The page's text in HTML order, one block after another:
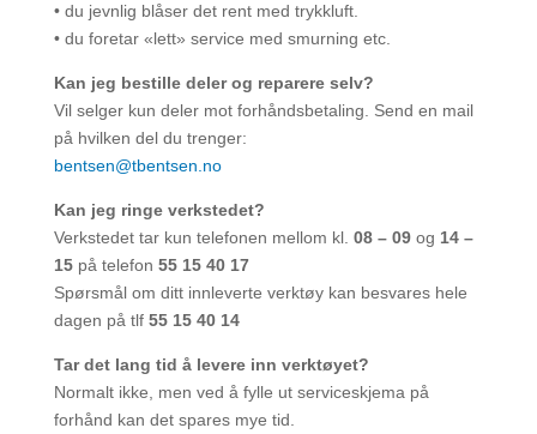
• du jevnlig blåser det rent med trykkluft.
• du foretar «lett» service med smurning etc.
Kan jeg bestille deler og reparere selv?
Vil selger kun deler mot forhåndsbetaling. Send en mail
på hvilken del du trenger:
bentsen@tbentsen.no
Kan jeg ringe verkstedet?
Verkstedet tar kun telefonen mellom kl. 08 – 09og 14 –
15 på telefon 55 15 40 17
Spørsmål om ditt innleverte verktøy kan besvares hele
dagen på tlf 55 15 40 14
Tar det lang tid å levere inn verktøyet?
Normalt ikke, men ved å fylle ut serviceskjema på
forhånd kan det spares mye tid.